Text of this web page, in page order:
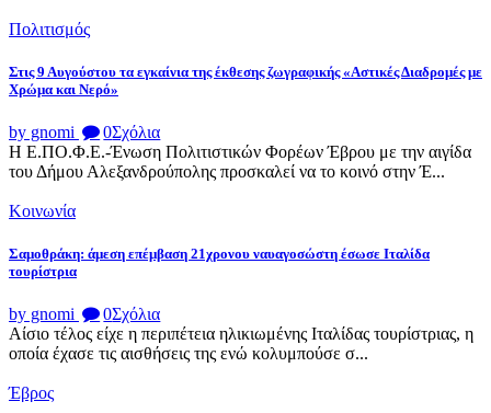
Πολιτισμός
Στις 9 Αυγούστου τα εγκαίνια της έκθεσης ζωγραφικής «Αστικές Διαδρομές με
Χρώμα και Νερό»
by gnomi 0Σχόλια
Η Ε.ΠΟ.Φ.Ε.-Ένωση Πολιτιστικών Φορέων Έβρου με την αιγίδα
του Δήμου Αλεξανδρούπολης προσκαλεί να το κοινό στην Έ...
Κοινωνία
Σαμοθράκη: άμεση επέμβαση 21χρονου ναυαγοσώστη έσωσε Ιταλίδα
τουρίστρια
by gnomi 0Σχόλια
Αίσιο τέλος είχε η περιπέτεια ηλικιωμένης Ιταλίδας τουρίστριας, η
οποία έχασε τις αισθήσεις της ενώ κολυμπούσε σ...
Έβρος